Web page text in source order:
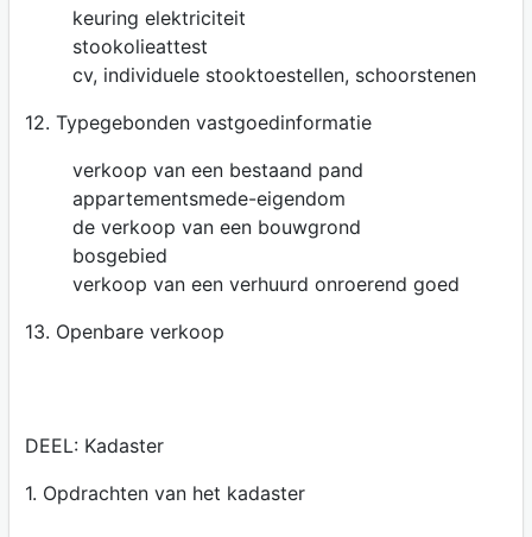
keuring elektriciteit
stookolieattest
cv, individuele stooktoestellen, schoorstenen
12. Typegebonden vastgoedinformatie
verkoop van een bestaand pand
appartementsmede-eigendom
de verkoop van een bouwgrond
bosgebied
verkoop van een verhuurd onroerend goed
13. Openbare verkoop
DEEL: Kadaster
1. Opdrachten van het kadaster